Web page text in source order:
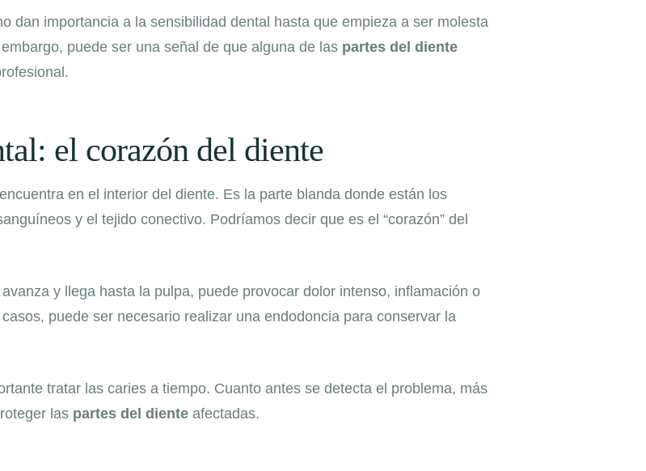
dan importancia a la sensibilidad dental hasta que empieza a ser molesta
puede ser una señal de que alguna de las partes del diente
el corazón del diente
en el interior del diente. Es la parte blanda donde están los
y el tejido conectivo. Podríamos decir que es el “corazón” del
y llega hasta la pulpa, puede provocar dolor intenso, inflamación o
puede ser necesario realizar una endodoncia para conservar la
tratar las caries a tiempo. Cuanto antes se detecta el problema, más
las partes del diente afectadas.